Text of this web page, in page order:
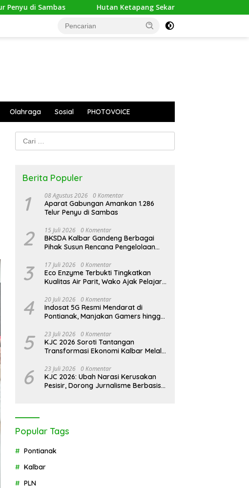
Hutan Ketapang Sekarat Dikepung Api, Orangutan Terusir dari
Olahraga Sosial PHOTOVOICE
Cari
untuk:
Berita Populer
1 08 Agustus 2026 0 Komentar
Aparat Gabungan Amankan 1.286
Telur Penyu di Sambas
2 15 Juli 2026 0 Komentar
BKSDA Kalbar Gandeng Berbagai
Pihak Susun Rencana Pengelolaan
Karimata 2027-2036
3 17 Juli 2026 0 Komentar
Eco Enzyme Terbukti Tingkatkan
Kualitas Air Parit, Wako Ajak Pelajar
4 20 Juli 2026 0 Komentar
Indosat 5G Resmi Mendarat di
Pontianak, Manjakan Gamers hingga
5 23 Juli 2026 0 Komentar
KJC 2026 Soroti Tantangan
Transformasi Ekonomi Kalbar Melalui
6 23 Juli 2026 0 Komentar
KJC 2026: Ubah Narasi Kerusakan
Pesisir, Dorong Jurnalisme Berbasis
Popular Tags
Pontianak
Kalbar
PLN